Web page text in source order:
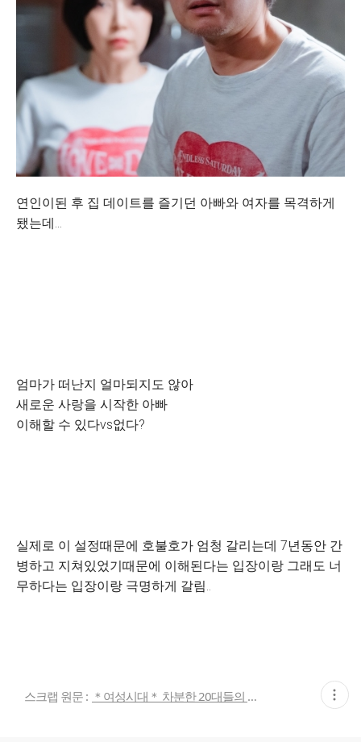
연인이된 후 집 데이트를 즐기던 아빠와 여자를 목격하게
됐는데...
엄마가 떠난지 얼마되지도 않아
새로운 사랑을 시작한 아빠
이해할 수 있다vs없다?
실제로 이 설정때문에 호불호가 엄청 갈리는데 7년동안 간
병하고 지쳐있었기때문에 이해된다는 입장이랑 그래도 너
무하다는 입장이랑 극명하게 갈림..
스크랩 원문 : ＊여성시대＊ 차분한 20대들의 알흠다운 공간 현
재